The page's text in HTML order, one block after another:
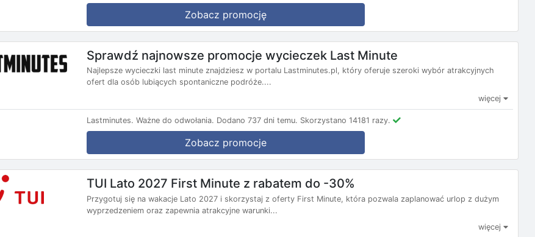
Zobacz promocję
Sprawdź najnowsze promocje wycieczek Last Minute
Najlepsze wycieczki last minute znajdziesz w portalu Lastminutes.pl, który oferuje szeroki wybór atrakcyjnych
ofert dla osób lubiących spontaniczne podróże....
więcej
Lastminutes. Ważne do odwołania. Dodano 737 dni temu. Skorzystano 14181 razy.
Zobacz promocje
TUI Lato 2027 First Minute z rabatem do -30%
Przygotuj się na wakacje Lato 2027 i skorzystaj z oferty First Minute, która pozwala zaplanować urlop z dużym
wyprzedzeniem oraz zapewnia atrakcyjne warunki...
więcej